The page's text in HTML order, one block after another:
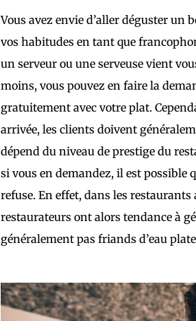
Vous avez envie d’aller déguster
vos habitudes en tant que
un serveur ou une serveuse vient
moins, vous pouvez en faire la
gratuitement avec votre plat.
arrivée, les clients doivent
dépend du niveau de prestige du
si vous en demandez, il est possible
refuse. En effet, dans les
restaurateurs ont alors tendance à
généralement pas friands d’eau